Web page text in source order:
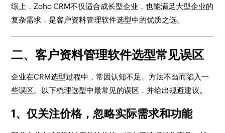
综上，Zoho CRM不仅适合成长型企业，也能满足大型企业的
复杂需求，是客户资料管理软件选型中的优质之选。
二、客户资料管理软件选型常见误区
企业在CRM选型过程中，常因认知不足、方法不当而陷入一
些误区。以下梳理选型中最常见的误区，并给出规避建议。
1、仅关注价格，忽略实际需求和功能